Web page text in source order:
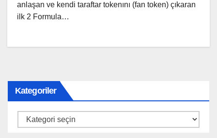
anlaşan ve kendi taraftar tokenını (fan token) çıkaran
ilk 2 Formula…
Kategoriler
Kategoriler